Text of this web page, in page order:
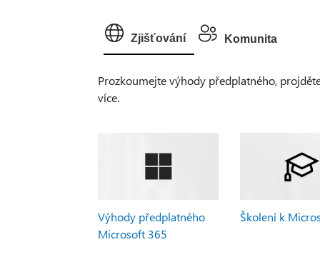
Zjišťování Komunita
Prozkoumejte výhody předplatného,
více.
Výhody předplatného
Microsoft 365
Školení k